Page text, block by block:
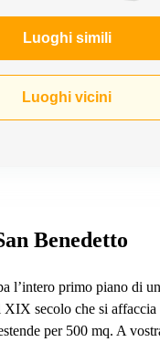
Luoghi simili
Luoghi vicini
Benedetto
l’intero primo piano di
XIX secolo che si affaccia
per 500 mq. A